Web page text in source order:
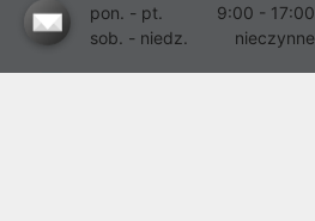
pon. - pt.
9:00 - 17:00
sob. - niedz.
nieczynne